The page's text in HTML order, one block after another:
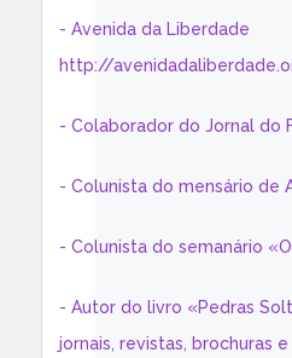
- Avenida da Liberdade
http://
- Colaborador do Jornal do
- Colunista do mensário de
- Colunista do semanário
- Autor do livro «Pedras
jornais, revistas, brochuras